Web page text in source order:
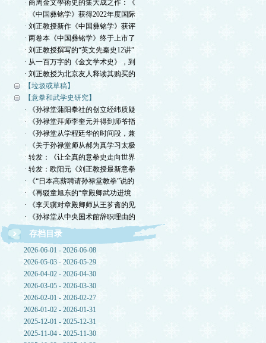
· 商周金文學術史的集大成之作：《
· 《中国彝铭学》获得2022年度国际
· 刘正教授新作《中国彝铭学》获评
· 两卷本《中国彝铭学》终于上市了
· 刘正教授撰写的“英文先秦史12讲”
· 从一百万字的《金文学术史》，到
· 刘正教授为北京友人释读其购买的
【垃圾或草稿】
【意拳和武学史研究】
· 《孙禄堂蒲阳拳社的创立经纬质疑
· 《孙禄堂拜师李奎元并得到师爷指
· 《孙禄堂从学程廷华的时间段，兼
· 《关于孙禄堂师从郝为真学习太极
· 转发：《让全真的意拳史走向世界
· 转发：欧阳元《刘正教授最新意拳
· 《“日本高薪聘请孙禄堂教拳”说的
· 《再驳童旭东的“章殿卿武功进境
· 《李天骥对章殿卿师从王芗斋的见
· 《孙禄堂从中央国术館辞职理由的
存档目录
2026-06-01 - 2026-06-08
2026-05-03 - 2026-05-29
2026-04-02 - 2026-04-30
2026-03-05 - 2026-03-30
2026-02-01 - 2026-02-27
2026-01-02 - 2026-01-31
2025-12-01 - 2025-12-31
2025-11-04 - 2025-11-30